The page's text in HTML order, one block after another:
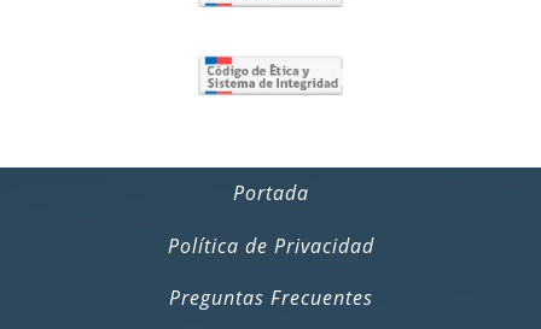
Portada
Política de Privacidad
Preguntas Frecuentes